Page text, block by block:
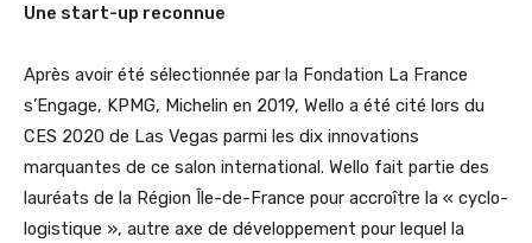
Une start-up reconnue
Après avoir été sélectionnée par la Fondation La France
s’Engage, KPMG, Michelin en 2019, Wello a été cité lors du
CES 2020 de Las Vegas parmi les dix innovations
marquantes de ce salon international. Wello fait partie des
lauréats de la Région Île-de-France pour accroître la « cyclo-
logistique », autre axe de développement pour lequel la